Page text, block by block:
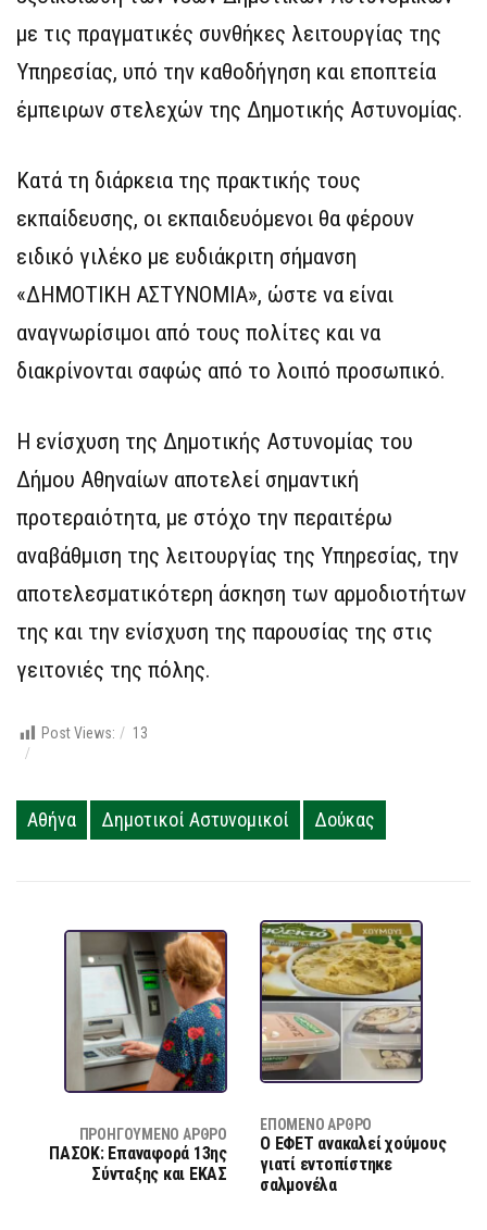
με τις πραγματικές συνθήκες λειτουργίας της
Υπηρεσίας, υπό την καθοδήγηση και εποπτεία
έμπειρων στελεχών της Δημοτικής Αστυνομίας.
Κατά τη διάρκεια της πρακτικής τους
εκπαίδευσης, οι εκπαιδευόμενοι θα φέρουν
ειδικό γιλέκο με ευδιάκριτη σήμανση
«ΔΗΜΟΤΙΚΗ ΑΣΤΥΝΟΜΙΑ», ώστε να είναι
αναγνωρίσιμοι από τους πολίτες και να
διακρίνονται σαφώς από το λοιπό προσωπικό.
Η ενίσχυση της Δημοτικής Αστυνομίας του
Δήμου Αθηναίων αποτελεί σημαντική
προτεραιότητα, με στόχο την περαιτέρω
αναβάθμιση της λειτουργίας της Υπηρεσίας, την
αποτελεσματικότερη άσκηση των αρμοδιοτήτων
της και την ενίσχυση της παρουσίας της στις
γειτονιές της πόλης.
Post Views: 13
Αθήνα Δημοτικοί Αστυνομικοί Δούκας
ΠΡΟΗΓΟΎΜΕΝΟ ΆΡΘΡΟ
ΠΑΣΟΚ: Επαναφορά 13ης
Σύνταξης και ΕΚΑΣ
ΕΠΌΜΕΝΟ ΆΡΘΡΟ
Ο ΕΦΕΤ ανακαλεί χούμους
γιατί εντοπίστηκε
σαλμονέλα